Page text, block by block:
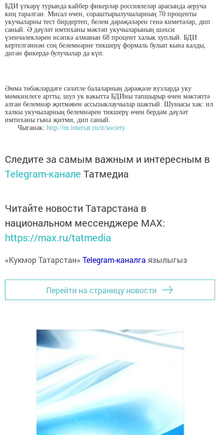
БДИ үткәрү турында кайбер фикерләр россиялеләр арасында аеруча
киң таралган. Мисал өчен, сораштырылучыларның 70 проценты
укучыларны тест бирдертеп, белем дәрәҗәләрен генә киметәләр, дип
саный. Ә дәүләт имтиханы мәктәп укучыларының шәхси
үзенчәлекләрен исәпкә алмавын 68 процент халык хуплый. БДИ
кертелгәннән соң белемнәрне тикшерү формаль булып кына калды,
дигән фикердә булучылар да күп.
Әмма төбәкләрдәге сәләтле балаларның дәрәҗәле вузларда уку
мөмкинлеге артты, шул ук вакытта БДИны тапшырыр өчен мәктәптә
алган белемнәр җитмәвен ассызыклаучылар шактый. Шунысы хак: ил
халкы укучыларның белемнәрен тикшерү өчен бердәм дәүләт
имтиханы гына җитми, дип саный.
Чыганак: http://m.intertat.ru/tt/society
Следите за самым важным и интересным в
Telegram-канале Татмедиа
Читайте новости Татарстана в
национальном мессенджере MАХ:
https://max.ru/tatmedia
«Кукмор Татарстан» Telegram-каналга язылыгыз
Перейти на страницу новости